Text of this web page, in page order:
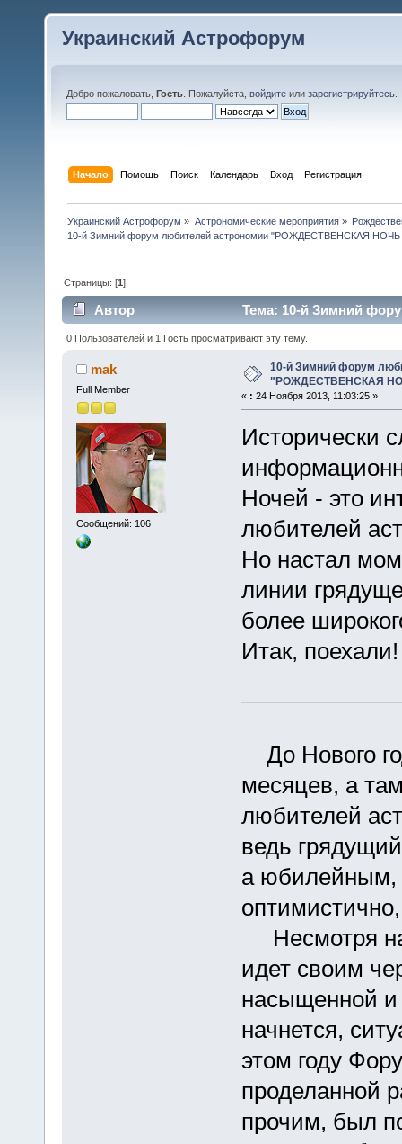
Украинский Астрофорум
Добро пожаловать, Гость . Пожалуйста, войдите или зарегистрируйтесь
Начало Помощь Поиск Календарь Вход Регистрация
Украинский Астрофорум » Астрономические мероприятия»
10-й Зимний форум любителей астрономии "РОЖДЕСТВЕНСКАЯ НОЧЬ
Страницы: [1]
Автор
Тема: 10-й Зимний
(Прочитано 41490 раз)
0 Пользователей и 1 Гость просматривают эту тему.
mak
Full Member
Сообщений: 106
10-й Зимний форум
"РОЖДЕСТВЕНСКАЯ
« : 24 Ноября 2013, 11:03:25 »
Исторически
Ночей - это
любителей
Но настал
линии
более
Итак, поехали!
До Нового
месяцев, а
любителей
ведь
а юбилейным,
Несмотря на
идет своим
насыщенной и
начнется,
этом году
проделанной
прочим, был